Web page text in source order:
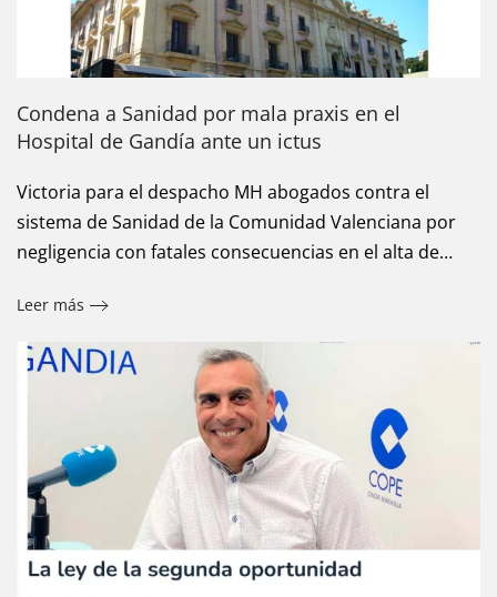
Condena a Sanidad por mala praxis en el
Hospital de Gandía ante un ictus
Victoria para el despacho MH abogados contra el
sistema de Sanidad de la Comunidad Valenciana por
negligencia con fatales consecuencias en el alta de…
Leer más